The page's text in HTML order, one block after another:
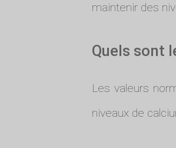
maintenir des
Quels sont
Les valeurs
niveaux de